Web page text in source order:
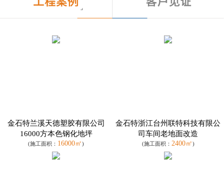
金石特兰溪天德塑胶有限公司
16000方本色钢化地坪
(施工面积： 16000㎡)
金石特浙江台州联特科技有限公
司车间老地面改造
(施工面积： 2400㎡)